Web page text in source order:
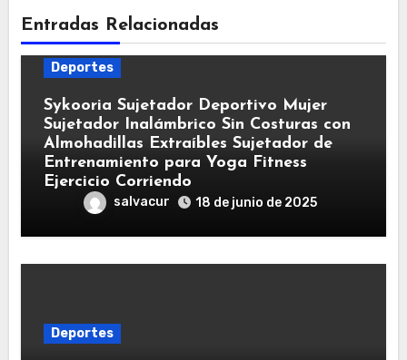
Entradas Relacionadas
Deportes
Sykooria Sujetador Deportivo Mujer
Sujetador Inalámbrico Sin Costuras con
Almohadillas Extraíbles Sujetador de
Entrenamiento para Yoga Fitness
Ejercicio Corriendo
salvacur 18 de junio de 2025
Deportes